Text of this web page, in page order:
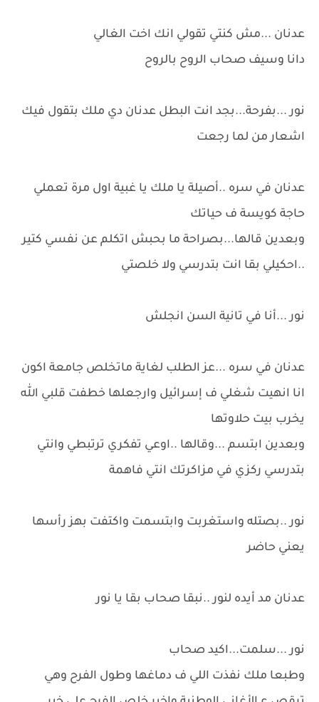
عدنان ...مش كنتي تقولي انك اخت الغالي
دانا وسيف صحاب الروح بالروح
نور ...بفرحة...بجد انت البطل عدنان دي ملك بتقول فيك
اشعار من لما رجعت
عدنان في سره ..أصيلة يا ملك يا غبية اول مرة تعملي
حاجة كويسة ف حياتك
وبعدين قالها...بصراحة ما بحبش اتكلم عن نفسي كتير
..احكيلي بقا انت بتدرسي ولا خلصتي
نور ...أنا في تانية السن انجلش
عدنان في سره ...عز الطلب لغاية ماتخلص جامعة اكون
انا انهيت شغلي ف إسرائيل وارجعلها خطفت قلبي الله
يخرب بيت حلاوتها
وبعدين ابتسم ...وقالها ..اوعي تفكري ترتبطي وانتي
بتدرسي ركزي في مزاكرتك انتي فاهمة
نور ..بصتله واستغربت وابتسمت واكتفت بهز رأسها
يعني حاضر
عدنان مد أيده لنور ..نبقا صحاب بقا يا نور
نور ...سلمت...اكيد صحاب
وطبعا ملك نفذت اللي ف دماغها وطول الفرح وهي